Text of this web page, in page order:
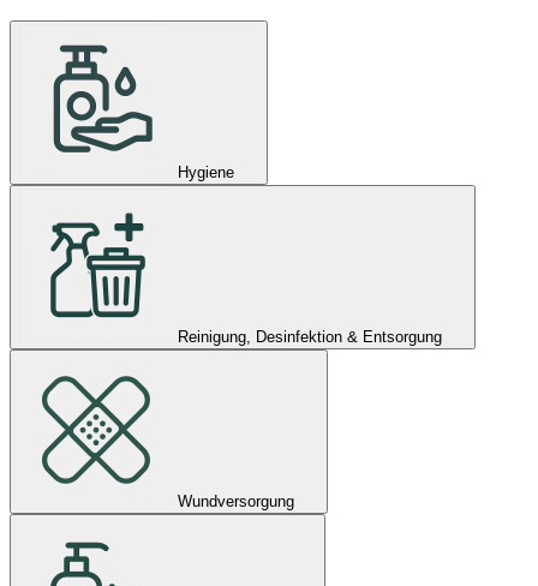
Hygiene
Reinigung, Desinfektion & Entsorgung
Wundversorgung